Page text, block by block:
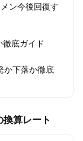
ン今後回復す
徹底ガイド
か下落か徹底
算レート